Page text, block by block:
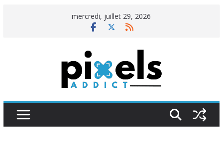
mercredi, juillet 29, 2026